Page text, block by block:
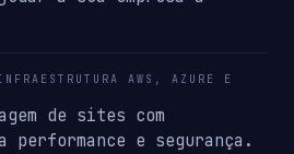
AWS, AZURE E
de sites com
e segurança.